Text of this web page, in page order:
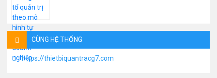
CÙNG HỆ THỐNG
https://thietbiquantracg7.com